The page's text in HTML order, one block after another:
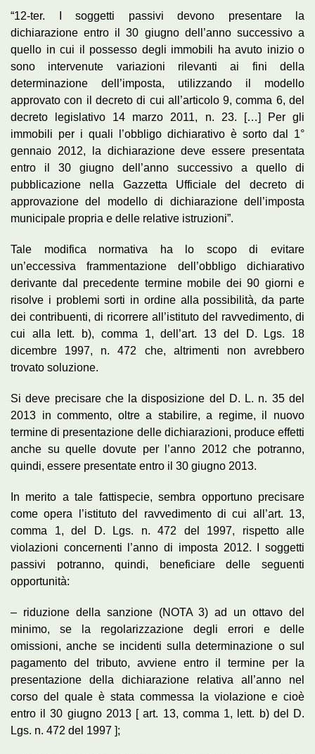
“12-ter. I soggetti passivi devono presentare la
dichiarazione entro il 30 giugno dell’anno successivo a
quello in cui il possesso degli immobili ha avuto inizio o
sono intervenute variazioni rilevanti ai fini della
determinazione dell’imposta, utilizzando il modello
approvato con il decreto di cui all’articolo 9, comma 6, del
decreto legislativo 14 marzo 2011, n. 23. […] Per gli
immobili per i quali l’obbligo dichiarativo è sorto dal 1°
gennaio 2012, la dichiarazione deve essere presentata
entro il 30 giugno dell’anno successivo a quello di
pubblicazione nella Gazzetta Ufficiale del decreto di
approvazione del modello di dichiarazione dell’imposta
municipale propria e delle relative istruzioni”.
Tale modifica normativa ha lo scopo di evitare
un’eccessiva frammentazione dell’obbligo dichiarativo
derivante dal precedente termine mobile dei 90 giorni e
risolve i problemi sorti in ordine alla possibilità, da parte
dei contribuenti, di ricorrere all’istituto del ravvedimento, di
cui alla lett. b), comma 1, dell’art. 13 del D. Lgs. 18
dicembre 1997, n. 472 che, altrimenti non avrebbero
trovato soluzione.
Si deve precisare che la disposizione del D. L. n. 35 del
2013 in commento, oltre a stabilire, a regime, il nuovo
termine di presentazione delle dichiarazioni, produce effetti
anche su quelle dovute per l’anno 2012 che potranno,
quindi, essere presentate entro il 30 giugno 2013.
In merito a tale fattispecie, sembra opportuno precisare
come opera l’istituto del ravvedimento di cui all’art. 13,
comma 1, del D. Lgs. n. 472 del 1997, rispetto alle
violazioni concernenti l’anno di imposta 2012. I soggetti
passivi potranno, quindi, beneficiare delle seguenti
opportunità:
– riduzione della sanzione (NOTA 3) ad un ottavo del
minimo, se la regolarizzazione degli errori e delle
omissioni, anche se incidenti sulla determinazione o sul
pagamento del tributo, avviene entro il termine per la
presentazione della dichiarazione relativa all’anno nel
corso del quale è stata commessa la violazione e cioè
entro il 30 giugno 2013 [ art. 13, comma 1, lett. b) del D.
Lgs. n. 472 del 1997 ];